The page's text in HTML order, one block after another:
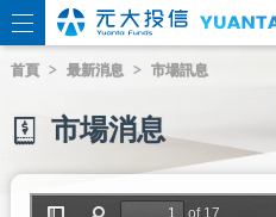
首頁 最新消息 市場訊息
市場消息